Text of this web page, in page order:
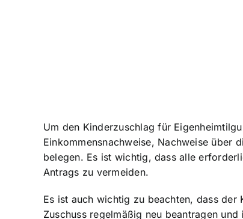
Um den Kinderzuschlag für
Einkommensnachweise, Nachweise über
belegen. Es ist wichtig, dass alle
Antrags zu vermeiden.
Es ist auch wichtig zu beachten, dass
Zuschuss regelmäßig neu beantragen